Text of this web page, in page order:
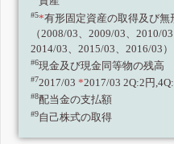
#5*有形固定資産の取得及び無
（2008/03、2009/03、2010/
2014/03、2015/03、2016/03）
#6現金及び現金同等物の残高
#72017/03*2017/03 2Q:2円
#8配当金の支払額
#9自己株式の取得